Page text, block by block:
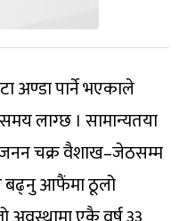
अण्डा पार्ने भएकाले
लाग्छ । सामान्यतया
चक्र वैशाख–जेठसम्म
आफैंमा ठूलो